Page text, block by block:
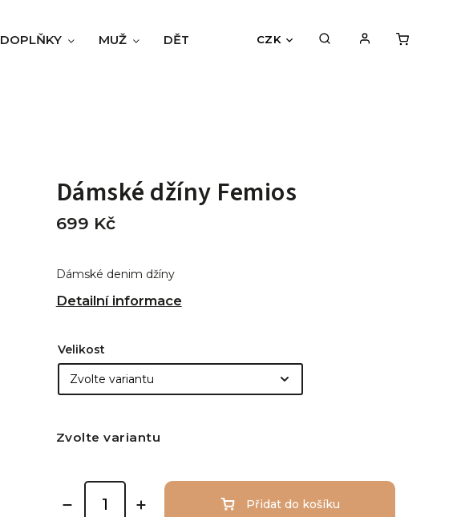
CZK
DOPLŇKY MUŽ DĚTI BLOG HODNOCENÍ OBCHODU
Dámské džíny Femios
699 Kč
Dámské denim džíny
Detailní informace
Velikost
Zvolte variantu
Přidat do košíku